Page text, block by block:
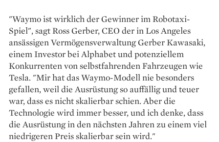
"Waymo ist wirklich der Gewinner im Robotaxi-
Spiel", sagt Ross Gerber, CEO der in Los Angeles
ansässigen Vermögensverwaltung Gerber Kawasaki,
einem Investor bei Alphabet und potenziellem
Konkurrenten von selbstfahrenden Fahrzeugen wie
Tesla. "Mir hat das Waymo-Modell nie besonders
gefallen, weil die Ausrüstung so auffällig und teuer
war, dass es nicht skalierbar schien. Aber die
Technologie wird immer besser, und ich denke, dass
die Ausrüstung in den nächsten Jahren zu einem viel
niedrigeren Preis skalierbar sein wird."